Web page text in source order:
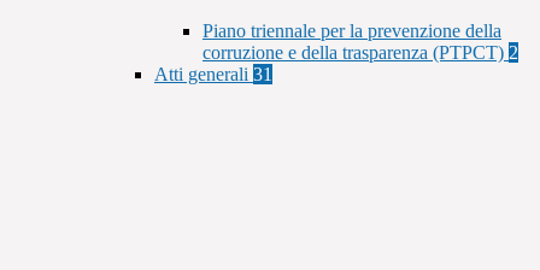
Piano triennale per la prevenzione della
corruzione e della trasparenza (PTPCT) 2
Atti generali 31